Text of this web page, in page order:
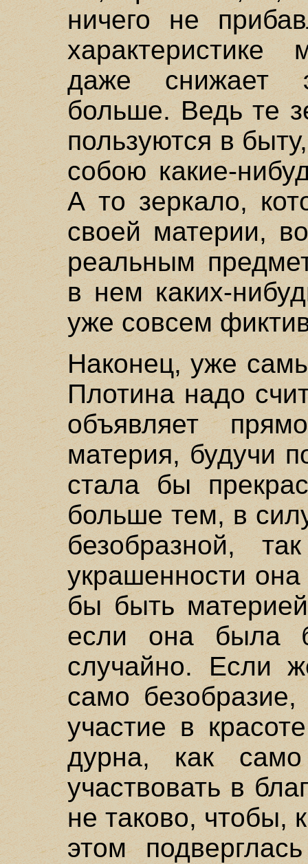
ничего не
даже снижает
больше. Ведь те
пользуются в
собою какие-
А то зеркало,
своей материи,
реальным
в нем каких-
уже совсем
Наконец, уже
Плотина надо
объявляет
материя, будучи
стала бы
больше тем, в
безобразной,
украшенности
бы быть
если она была
случайно. Если
само
участие в
дурна, как
участвовать в
не таково, чтобы,
этом